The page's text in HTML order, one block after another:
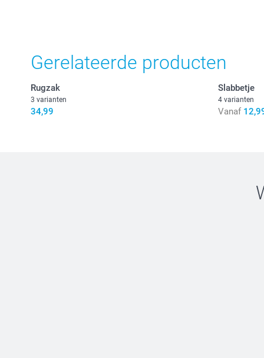
Gerelateerde producten
Rugzak
3 varianten
34,99
Slabbetje
4 varianten
Vanaf